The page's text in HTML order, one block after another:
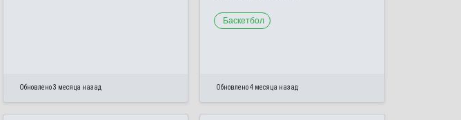
Обновлено 3 месяца назад
Баскетбол
Обновлено 4 месяца назад